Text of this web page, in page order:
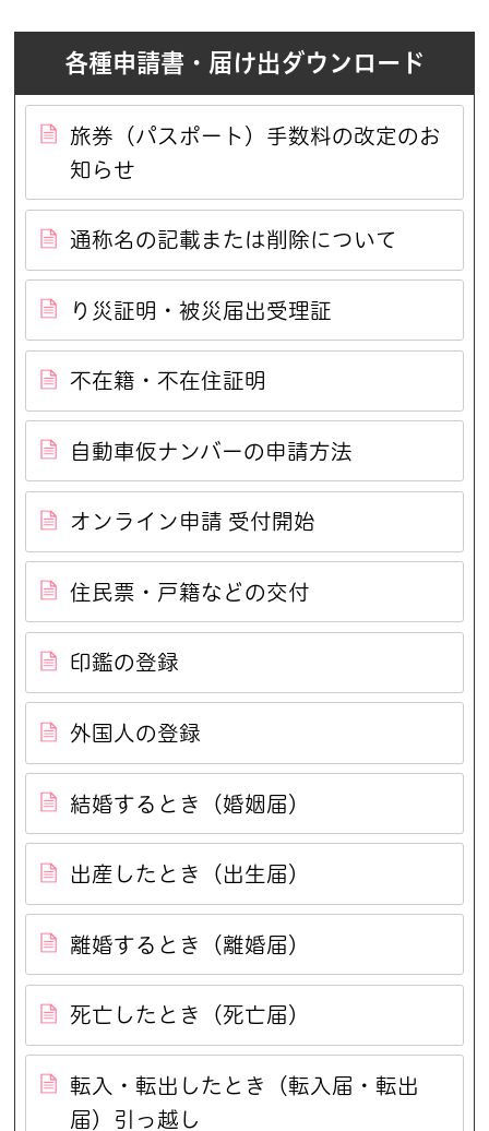
各種申請書・届け出ダウンロード
旅券（パスポート）手数料の改定のお
知らせ
通称名の記載または削除について
り災証明・被災届出受理証
不在籍・不在住証明
自動車仮ナンバーの申請方法
オンライン申請 受付開始
住民票・戸籍などの交付
印鑑の登録
外国人の登録
結婚するとき（婚姻届）
出産したとき（出生届）
離婚するとき（離婚届）
死亡したとき（死亡届）
転入・転出したとき（転入届・転出
届）引っ越し